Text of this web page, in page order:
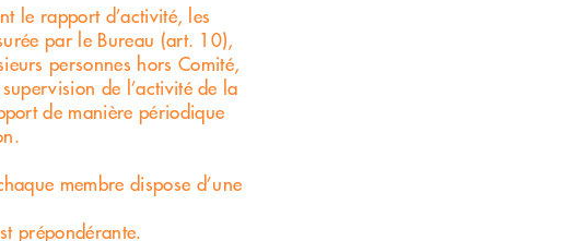
le rapport d’activité, les
par le Bureau (art. 10),
personnes hors Comité,
de l’activité de la
de manière périodique
membre dispose d’une
prépondérante.